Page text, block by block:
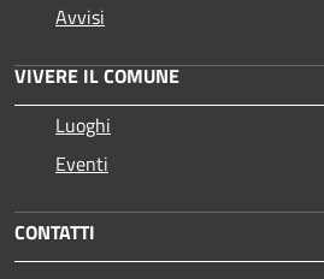
Avvisi
VIVERE IL COMUNE
Luoghi
Eventi
CONTATTI